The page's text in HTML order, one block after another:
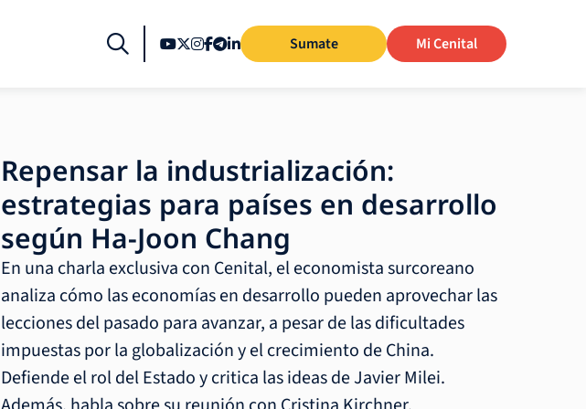
Sumate Mi Cenital
Repensar la industrialización:
estrategias para países en desarrollo
según Ha-Joon Chang
En una charla exclusiva con Cenital, el economista surcoreano
analiza cómo las economías en desarrollo pueden aprovechar las
lecciones del pasado para avanzar, a pesar de las dificultades
impuestas por la globalización y el crecimiento de China.
Defiende el rol del Estado y critica las ideas de Javier Milei.